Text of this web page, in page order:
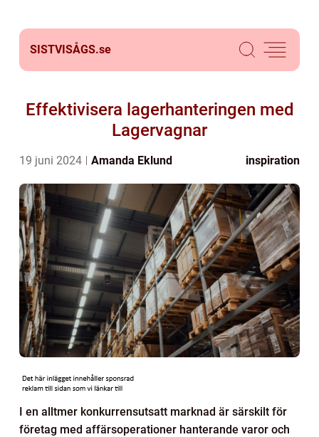
SISTVISÅGS.se
Effektivisera lagerhanteringen med
Lagervagnar
19 juni 2024 Amanda Eklund inspiration
I en alltmer konkurrensutsatt marknad är särskilt för
företag med affärsoperationer hanterande varor och